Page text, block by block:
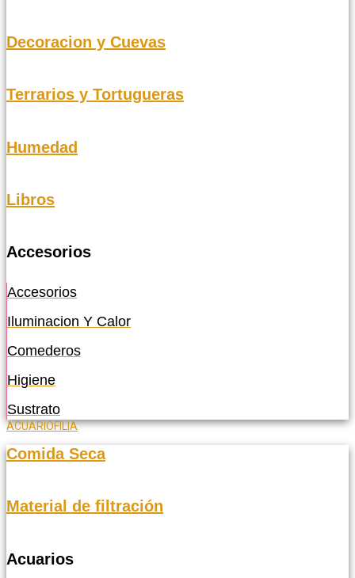
Decoracion y Cuevas
Terrarios y Tortugueras
Humedad
Libros
Accesorios
Accesorios
Iluminacion Y Calor
Comederos
Higiene
Sustrato
ACUARIOFILIA
Comida Seca
Material de filtración
Acuarios